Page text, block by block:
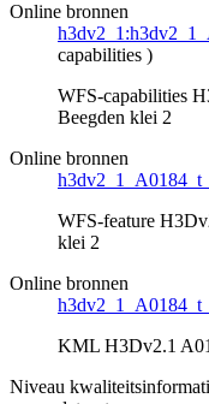
Online bronnen
capabilities )
WFS-capabilities
Beegden klei 2
Online bronnen
WFS-feature
klei 2
Online bronnen
KML H3Dv2.1
Niveau